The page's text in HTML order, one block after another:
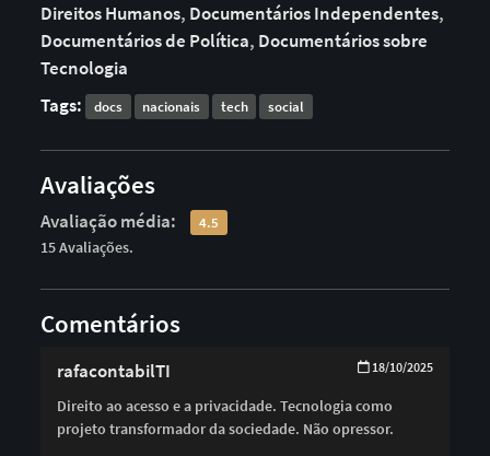
Direitos Humanos, Documentários Independentes,
Documentários de Política, Documentários sobre
Tecnologia
Tags:
docs nacionais tech social
Avaliações
Avaliação média: 4.5
15 Avaliações.
Comentários
rafacontabilTI 18/10/2025
Direito ao acesso e a privacidade. Tecnologia como
projeto transformador da sociedade. Não opressor.